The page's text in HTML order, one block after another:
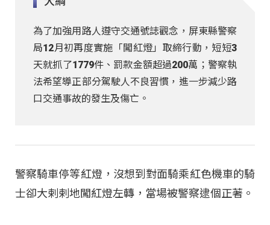
為了加強用路人遵守交通號誌觀念，屏東縣警察
局12月初再度實施「闖紅燈」取締行動，短短3
天就抓了1779件、罰款金額超過200萬；警察執
法希望導正部分駕駛人不良習慣，進一步減少路
口交通事故的發生及傷亡。
警察騎車停等紅燈，沒想到對面騎乘紅色機車的騎
士卻大剌剌地闖紅燈左轉，當場被警察逮個正著。